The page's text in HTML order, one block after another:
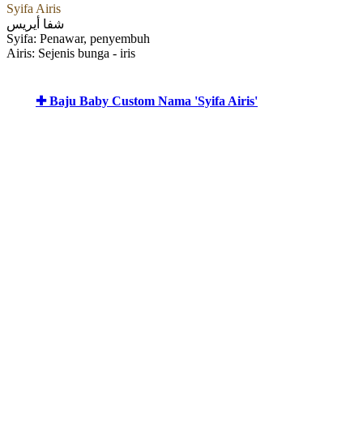
Syifa Airis
شفا أيريس
Syifa: Penawar, penyembuh
Airis: Sejenis bunga - iris
✚ Baju Baby Custom Nama 'Syifa Airis'